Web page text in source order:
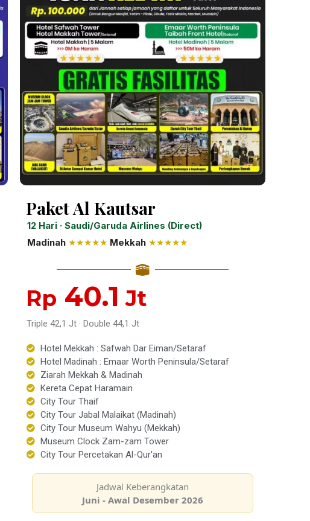
Paket Al Kautsar
12 Hari · Saudi/Garuda Airlines (Direct)
Madinah ★★★★★ Mekkah ★★★★★
Rp 40.1 Jt
Triple 42,1 Jt · Double 44,1 Jt
Hotel Mekkah : Safwah Dar Eiman/Setaraf
Hotel Madinah : Emaar Worth Peninsula/Setaraf
Ziarah Mekkah & Madinah
Kereta Cepat Haramain
City Tour Thaif
City Tour Jabal Malaikat (Madinah)
City Tour Museum Wahyu (Mekkah)
Museum Clock Zam-zam Tower
City Tour Percetakan Al-Qur'an
Jadwal Keberangkatan
Juni - Awal Desember 2026